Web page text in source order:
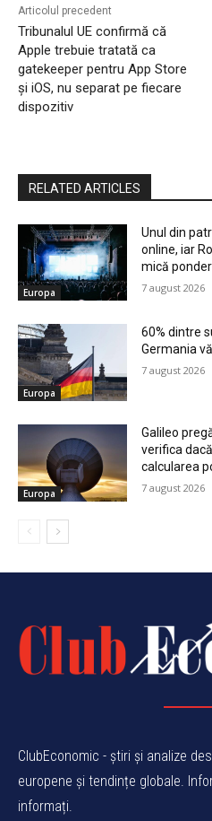
Articolul precedent
Tribunalul UE confirmă că
Apple trebuie tratată ca
gatekeeper pentru App Store
și iOS, nu separat pe fiecare
dispozitiv
RELATED ARTICLES
Europa
Unul din
online, iar
mică
7 august 2026
Europa
60% dintre
Germania
7 august 2026
Europa
Galileo
verifica
calcularea
7 august 2026
ClubEconomic - știri și analize
europene și tendințe globale.
informați.